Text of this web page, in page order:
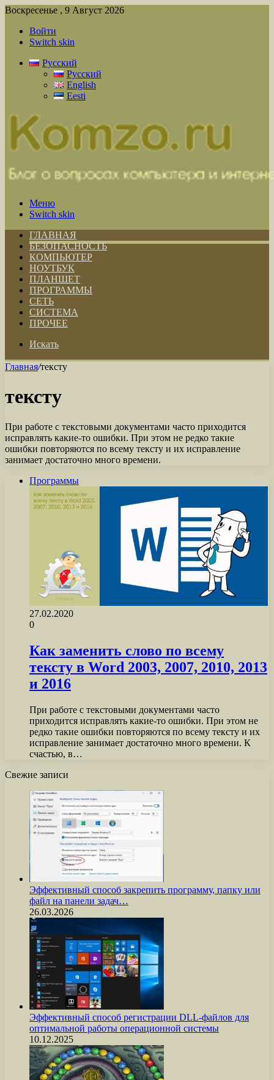
Воскресенье , 9 Август 2026
Войти
Switch skin
Русский
Русский
English
Eesti
Меню
Switch skin
ГЛАВНАЯ
БЕЗОПАСНОСТЬ
КОМПЬЮТЕР
НОУТБУК
ПЛАНШЕТ
ПРОГРАММЫ
СЕТЬ
СИСТЕМА
ПРОЧЕЕ
Искать
Главная/тексту
тексту
При работе с текстовыми документами часто приходится
исправлять какие-то ошибки. При этом не редко такие
ошибки повторяются по всему тексту и их исправление
занимает достаточно много времени.
Программы
27.02.2020
0
Как заменить слово по всему
тексту в Word 2003, 2007, 2010, 2013
и 2016
При работе с текстовыми документами часто
приходится исправлять какие-то ошибки. При этом не
редко такие ошибки повторяются по всему тексту и их
исправление занимает достаточно много времени. К
счастью, в…
Свежие записи
Эффективный способ закрепить программу, папку или
файл на панели задач…
26.03.2026
Эффективный способ регистрации DLL-файлов для
оптимальной работы операционной системы
10.12.2025